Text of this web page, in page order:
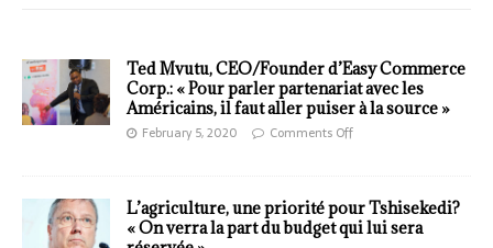
Ted Mvutu, CEO/Founder d’Easy Commerce
Corp.: « Pour parler partenariat avec les
Américains, il faut aller puiser à la source »
February 5, 2020 Comments Off
L’agriculture, une priorité pour Tshisekedi?
« On verra la part du budget qui lui sera